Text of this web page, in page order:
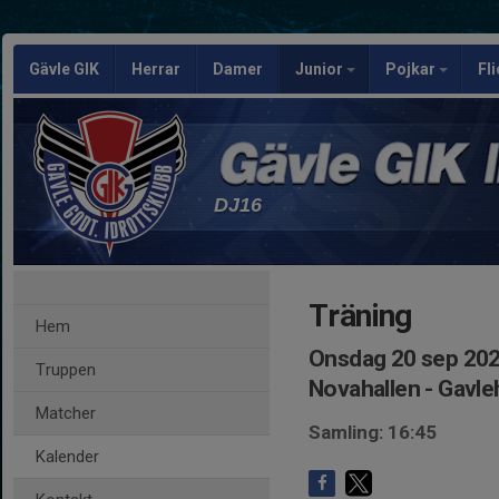
Gävle GIK Herrar Damer Junior Pojkar
DJ16
Hem
Truppen
Matcher
Kalender
Träning
Onsdag 20 sep
Novahallen -
Samling: 16:45